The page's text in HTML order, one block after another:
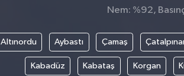
Nem: %92,
Altınordu Aybastı Çamaş
Kabadüz Kabataş Korgan